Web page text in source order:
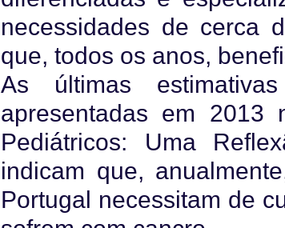
necessidades de cerca
que, todos os anos,
As últimas
apresentadas em 2013
Pediátricos: Uma
indicam que,
Portugal necessitam de